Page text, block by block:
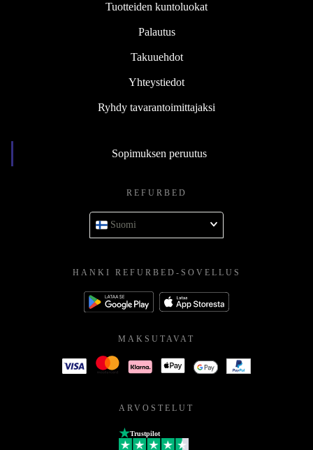
Tuotteiden kuntoluokat
Palautus
Takuuehdot
Yhteystiedot
Ryhdy tavarantoimittajaksi
Sopimuksen peruutus
REFURBED
Suomi
HANKI REFURBED-SOVELLUS
MAKSUTAVAT
ARVOSTELUT
Trustpilot